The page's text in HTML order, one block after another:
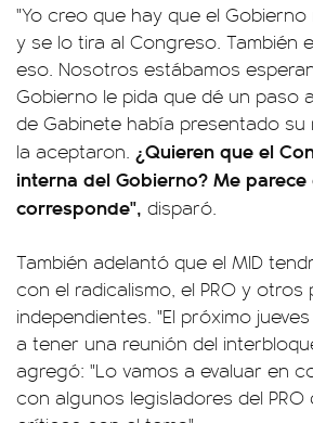
"Yo creo que hay que el
y se lo tira al Congreso. También
eso. Nosotros estábamos
Gobierno le pida que dé un paso
de Gabinete había presentado
la aceptaron. ¿Quieren que el
interna del Gobierno? Me parece
corresponde", disparó.
También adelantó que el MID
con el radicalismo, el PRO y otros
independientes. "El próximo
a tener una reunión del
agregó: "Lo vamos a evaluar en
con algunos legisladores del